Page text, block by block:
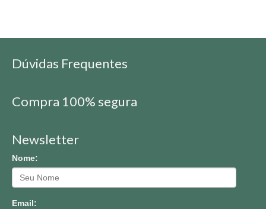
Dúvidas Frequentes
Compra 100% segura
Newsletter
Nome:
Email: